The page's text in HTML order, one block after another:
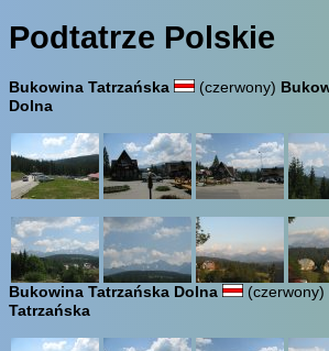
Podtatrze Polskie
Bukowina Tatrzańska (czerwony)
Dolna
Bukowina Tatrzańska Dolna (czerwony)
Tatrzańska